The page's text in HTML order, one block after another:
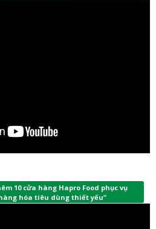
10 cửa hàng Hapro Food phục vụ
hóa tiêu dùng thiết yếu”